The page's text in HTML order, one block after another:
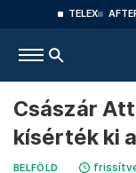
TELEX
Császár
kísérték ki
BELFÖLD